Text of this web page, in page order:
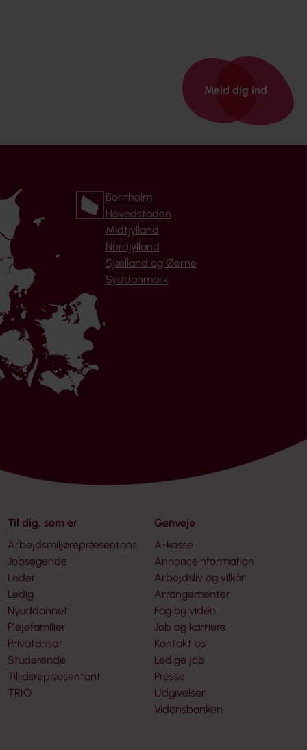
Meld dig ind
Bornholm
Hovedstaden
Midtjylland
Nordjylland
Sjælland og Øerne
Syddanmark
Til dig, som er
Arbejdsmiljørepræsentant
Jobsøgende
Leder
Ledig
Nyuddannet
Plejefamilier
Privatansat
Studerende
Tillidsrepræsentant
TRIO
Genveje
A-kasse
Annonceinformation
Arbejdsliv og vilkår
Arrangementer
Fag og viden
Job og karriere
Kontakt os
Ledige job
Presse
Udgivelser
Vidensbanken